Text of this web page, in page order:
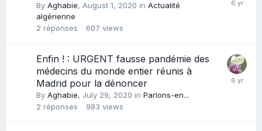
By Aghabie, August 1, 2020 in Actualité
algérienne
2 réponses 607 views
Enfin ! : URGENT fausse pandémie des
médecins du monde entier réunis à
Madrid pour la dénoncer
By Aghabie, July 29, 2020 in Parlons-en...
2 réponses 983 views